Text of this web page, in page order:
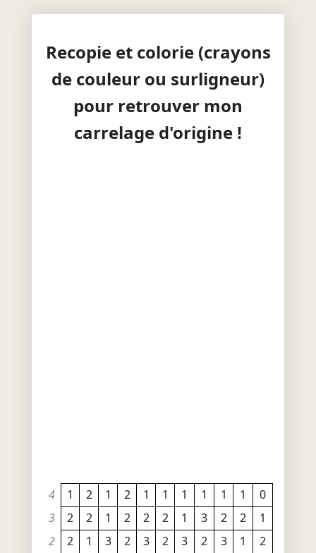
Recopie et colorie (crayons
de couleur ou surligneur)
pour retrouver mon
carrelage d'origine !
4 1 2 1 2 1 1 1 1 1 1
0
3
2 2 1 2 2 2 1 3 2 2
1
2
2 1 3 2 3 2 3 2 3 1
2